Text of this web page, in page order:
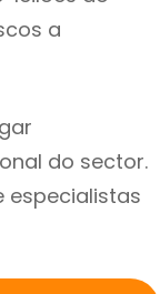
a
do sector.
especialistas